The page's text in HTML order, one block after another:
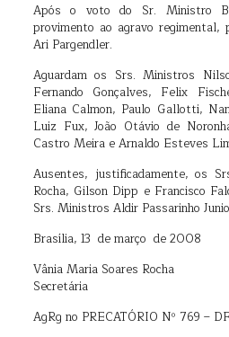
Após o voto do Sr. Ministro
provimento ao agravo
Ari Pargendler.
Aguardam os Srs. Ministros
Fernando Gonçalves, Felix
Eliana Calmon, Paulo Gallotti,
Luiz Fux, João Otávio de
Castro Meira e Arnaldo Esteves
Ausentes, justificadamente, os
Rocha, Gilson Dipp e Francisco
Srs. Ministros Aldir Passarinho
Brasília, 13 de março de 2008
Vânia Maria Soares Rocha
Secretária
AgRg no PRECATÓRIO Nº 769 –